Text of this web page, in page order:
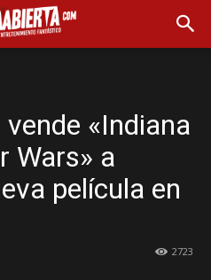
«Indiana
Wars» a
película en
2723